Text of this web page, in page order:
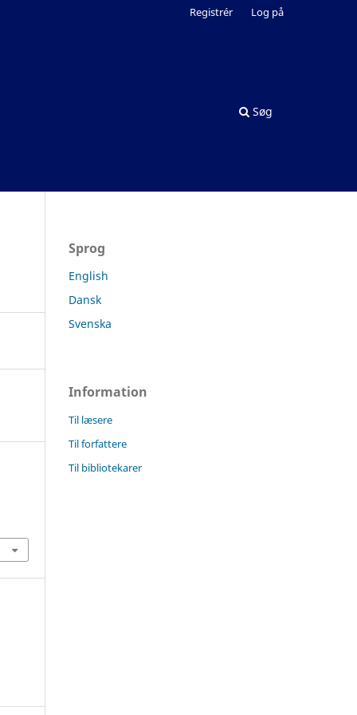
Søg
Registrér Log på
Sprog
English
Dansk
Svenska
Information
Til læsere
Til forfattere
Til bibliotekarer